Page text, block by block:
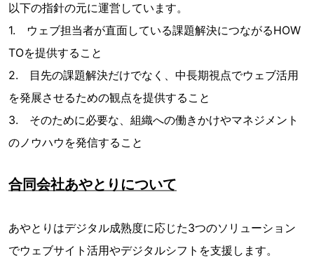
以下の指針の元に運営しています。
1. ウェブ担当者が直面している課題解決につながるHOW
TOを提供すること
2. 目先の課題解決だけでなく、中長期視点でウェブ活用
を発展させるための観点を提供すること
3. そのために必要な、組織への働きかけやマネジメント
のノウハウを発信すること
合同会社あやとりについて
あやとりはデジタル成熟度に応じた3つのソリューション
でウェブサイト活用やデジタルシフトを支援します。